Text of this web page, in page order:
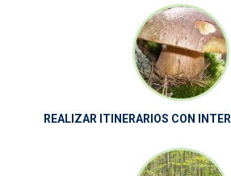
REALIZAR ITINERARIOS CON